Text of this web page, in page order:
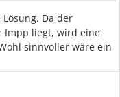
Da der
Impp liegt, wird eine
sinnvoller wäre ein